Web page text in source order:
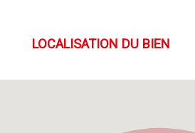
LOCALISATION DU BIEN